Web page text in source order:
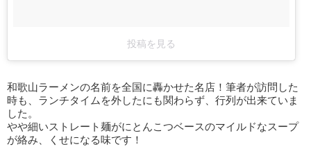
投稿を見る
和歌山ラーメンの名前を全国に轟かせた名店！筆者が訪問した
時も、ランチタイムを外したにも関わらず、行列が出来ていま
した。
やや細いストレート麺がにとんこつベースのマイルドなスープ
が絡み、くせになる味です！